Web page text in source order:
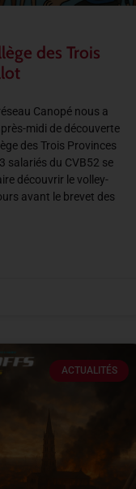
des Trois
Canopé nous a
midi de découverte
des Trois Provinces
salariés du CVB52 se
découvrir le volley-
avant le brevet des
ACTUALITÉS